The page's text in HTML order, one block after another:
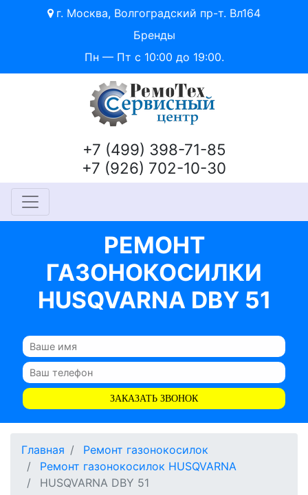
г. Москва, Волгоградский пр-т. Вл164
Бренды
Пн — Пт с 10:00 до 19:00.
+7 (499) 398-71-85
+7 (926) 702-10-30
РЕМОНТ
ГАЗОНОКОСИЛКИ
HUSQVARNA DBY 51
ЗАКАЗАТЬ ЗВОНОК
Главная
Ремонт газонокосилок
Ремонт газонокосилок HUSQVARNA
HUSQVARNA DBY 51